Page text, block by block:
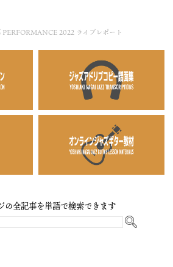
PERFORMANCE 2022 ライブレポート
の全記事を単語で検索できます